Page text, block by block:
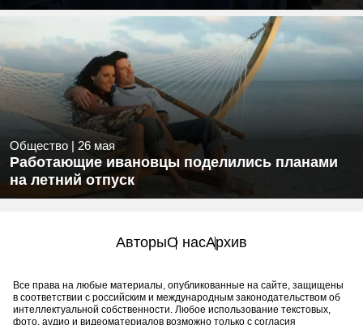
Общество | 26 мая
Работающие ивановцы поделились планами
на летний отпуск
АвторыО насАрхив
Все права на любые материалы, опубликованные на сайте, защищены
в соответствии с российским и международным законодательством об
интеллектуальной собственности. Любое использование текстовых,
фото, аудио и видеоматериалов возможно только с согласия